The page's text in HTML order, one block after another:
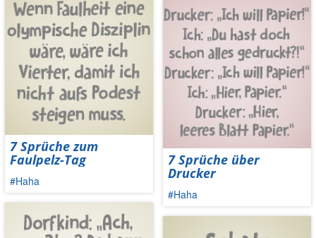
7 Sprüche zum
Faulpelz-Tag
#Haha
7 Sprüche über
Drucker
#Haha